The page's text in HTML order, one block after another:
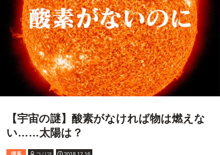
【宇宙の謎】酸素がなければ物は燃えな
い……太陽は？